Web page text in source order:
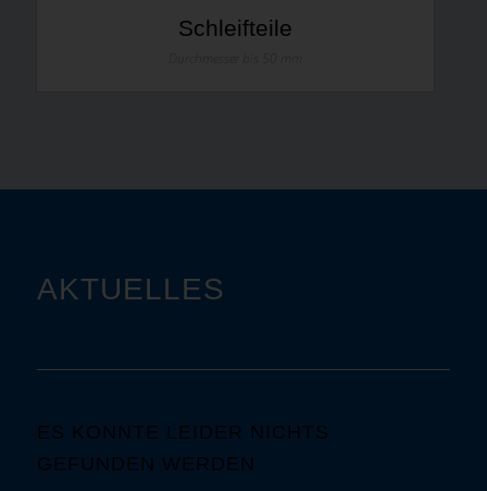
Schleifteile
AKTUELLES
ES KONNTE LEIDER NICHTS
GEFUNDEN WERDEN